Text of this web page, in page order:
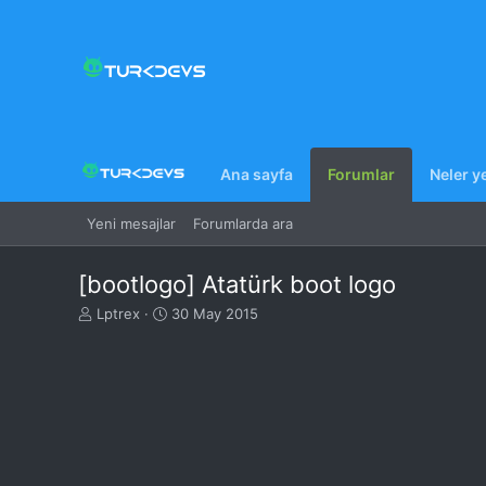
Ana sayfa Forumlar Neler
Yeni mesajlar Forumlarda ara
[bootlogo] Atatürk boot logo
KLptrex
B
30 May 2015